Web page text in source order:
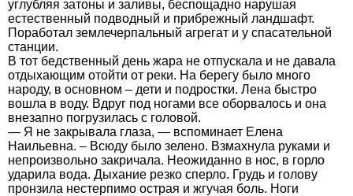
углубляя затоны и заливы, беспощадно нарушая
естественный подводный и прибрежный ландшафт.
Поработал землечерпальный агрегат и у спасательной
станции.
В тот бедственный день жара не отпускала и не давала
отдыхающим отойти от реки. На берегу было много
народу, в основном – дети и подростки. Лена быстро
вошла в воду. Вдруг под ногами все оборвалось и она
внезапно погрузилась с головой.
— Я не закрывала глаза, — вспоминает Елена
Наильевна. – Всюду было зелено. Взмахнула руками и
непроизвольно закричала. Неожиданно в нос, в горло
ударила вода. Дыхание резко сперло. Грудь и голову
пронзила нестерпимо острая и жгучая боль. Ноги